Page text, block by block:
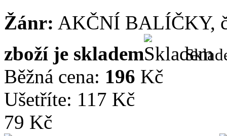
Žánr: AKČNÍ BALÍČKY,
zboží je skladem
Běžná cena: 196 Kč
Ušetříte: 117 Kč
79 Kč